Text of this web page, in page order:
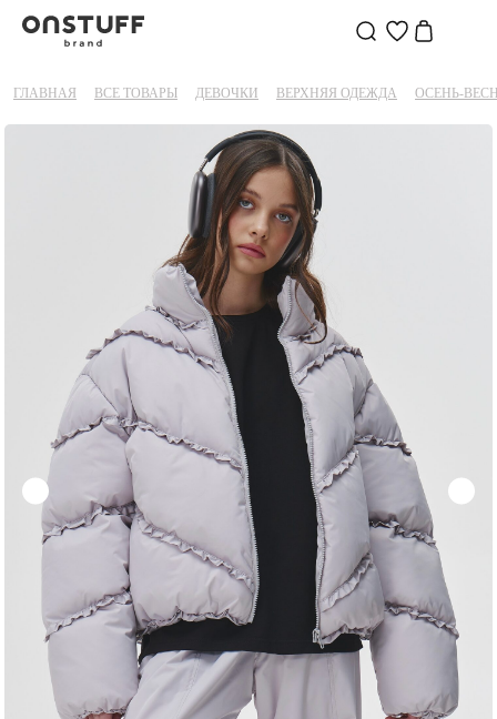
ГЛАВНАЯ ВСЕ ТОВАРЫ ДЕВОЧКИ ВЕРХНЯЯ ОДЕЖДА ОСЕНЬ-